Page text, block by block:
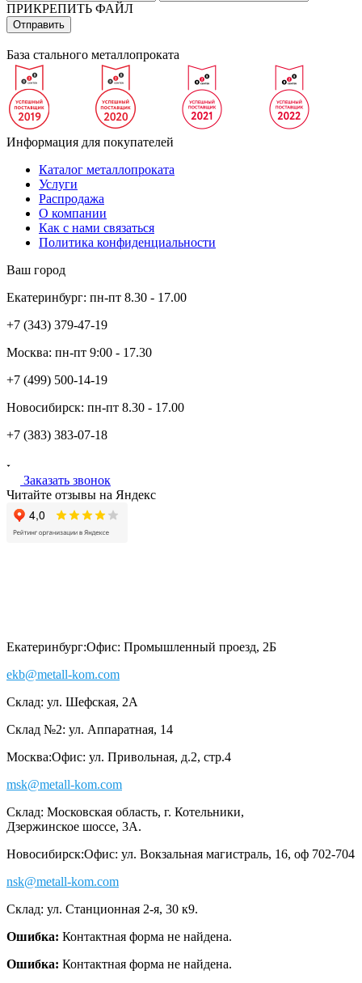
ПРИКРЕПИТЬ ФАЙЛ
База стального металлопроката
Информация для покупателей
Каталог металлопроката
Услуги
Распродажа
О компании
Как с нами связаться
Политика конфиденциальности
Ваш город
Екатеринбург: пн-пт 8.30 - 17.00
+7 (343) 379-47-19
Москва: пн-пт 9:00 - 17.30
+7 (499) 500-14-19
Новосибирск: пн-пт 8.30 - 17.00
+7 (383) 383-07-18
Заказать звонок
Читайте отзывы на Яндекс
Екатеринбург:Офис: Промышленный проезд, 2Б
ekb@metall-kom.com
Склад: ул. Шефская, 2А
Склад №2: ул. Аппаратная, 14
Москва:Офис: ул. Привольная, д.2, стр.4
msk@metall-kom.com
Склад: Московская область, г. Котельники,
Дзержинское шоссе, 3А.
Новосибирск:Офис: ул. Вокзальная магистраль, 16, оф 702-704
nsk@metall-kom.com
Склад: ул. Станционная 2-я, 30 к9.
Ошибка: Контактная форма не найдена.
Ошибка: Контактная форма не найдена.